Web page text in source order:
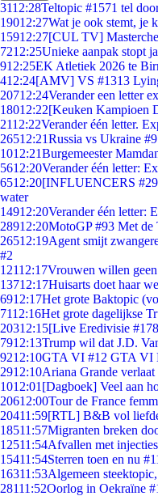
3112:28Teltopic #1571 tel
19012:27Wat je ook stemt, je
15912:27[CUL TV]
7212:25Unieke aanpak stopt
912:25EK Atletiek 2026 te
412:24[AMV] VS #1313
20712:24Verander een letter
18012:22[Keuken Kampioen
2112:22Verander één letter.
26512:21Russia vs Ukraine
1012:21Burgemeester
5612:20Verander één letter:
6512:20[INFLUENCERS
water
14912:20Verander één letter:
28912:20MotoGP #93 Met de
26512:19Agent smijt
#2
12112:17Vrouwen willen
13712:17Huisarts doet haar
6912:17Het grote Baktopic
7112:16Het grote dagelijkse
20312:15[Live Eredivisie
7912:13Trump wil dat J.D.
9212:10GTA VI #12 GTA VI
2912:10Ariana Grande
1012:01 [Dagboek] Veel aan
20612:00Tour de France
20411:59[RTL] B&B vol
18511:57Migranten breken
12511:54Afvallen met
15411:54Sterren toen en nu
16311:53Algemeen
28111:52Oorlog in Oekraïne